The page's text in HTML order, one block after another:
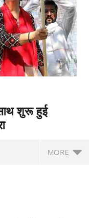
शुरू हुई
MORE